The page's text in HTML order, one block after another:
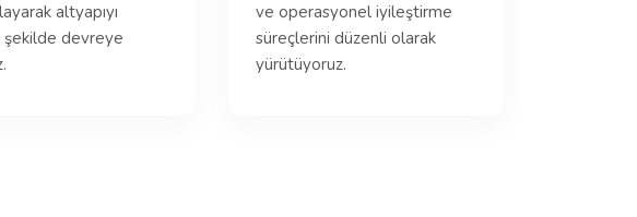
altyapıyı
şekilde devreye
ve operasyonel iyileştirme
süreçlerini düzenli olarak
yürütüyoruz.